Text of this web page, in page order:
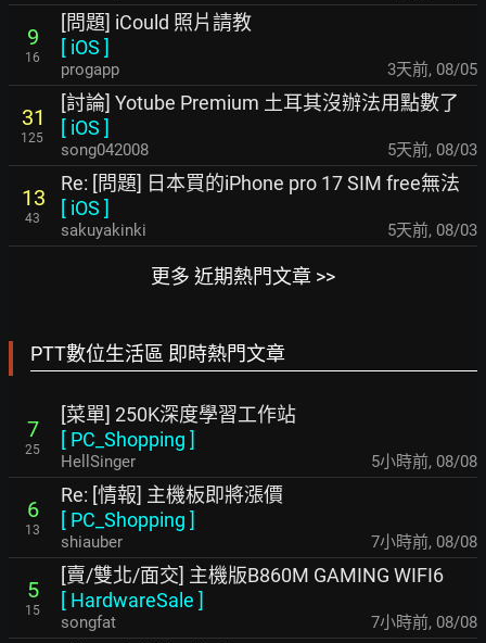
9
16
[問題] iCould 照片請教
[ iOS ]
progapp 3天前, 08/05
31
125
[討論] Yotube Premium 土耳其沒辦法用點數了
[ iOS ]
song042008 5天前, 08/03
13
43
Re: [問題] 日本買的iPhone pro 17 SIM free無法
[ iOS ]
sakuyakinki 5天前, 08/03
更多 近期熱門文章 >>
PTT數位生活區 即時熱門文章
7
25
[菜單] 250K深度學習工作站
[ PC_Shopping ]
HellSinger 5小時前, 08/08
6
13
Re: [情報] 主機板即將漲價
[ PC_Shopping ]
shiauber 7小時前, 08/08
5
15
[賣/雙北/面交] 主機版B860M GAMING WIFI6
[ HardwareSale ]
songfat 7小時前, 08/08